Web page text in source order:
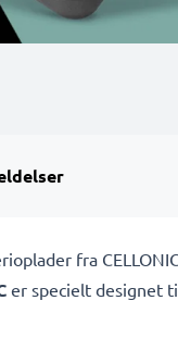
fra
er specielt designet